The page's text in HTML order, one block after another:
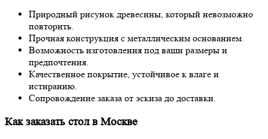
Природный рисунок древесины, который невозможно
повторить.
Прочная конструкция с металлическим основанием.
Возможность изготовления под ваши размеры и
предпочтения.
Качественное покрытие, устойчивое к влаге и
истиранию.
Сопровождение заказа от эскиза до доставки.
Как заказать стол в Москве